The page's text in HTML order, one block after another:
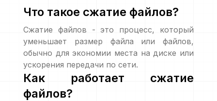
Что такое сжатие файлов?
Сжатие файлов - это процесс, который
уменьшает размер файла или файлов,
обычно для экономии места на диске или
ускорения передачи по сети.
Как работает сжатие
файлов?